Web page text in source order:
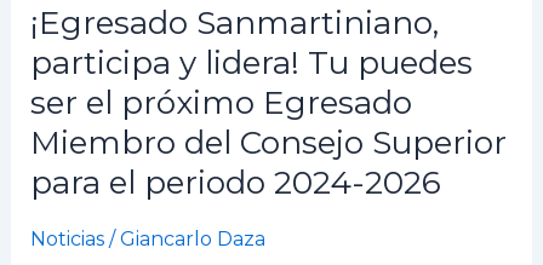
¡Egresado Sanmartiniano,
participa y lidera! Tu puedes
ser el próximo Egresado
Miembro del Consejo Superior
para el periodo 2024-2026
Noticias/Giancarlo Daza
¡Egresado
Sanmartiniano,
participa
y
lidera!
Tu
puedes
ser